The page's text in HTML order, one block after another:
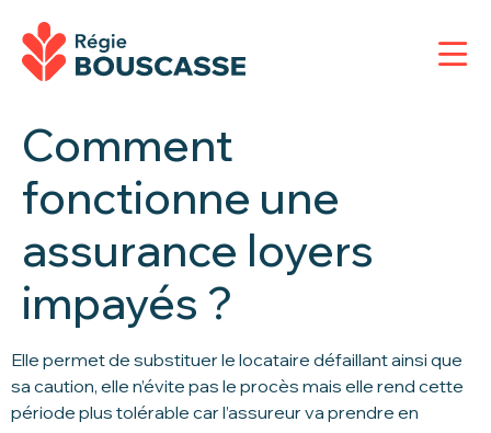
Comment
fonctionne une
assurance loyers
impayés ?
Elle permet de substituer le locataire défaillant ainsi que
sa caution, elle n’évite pas le procès mais elle rend cette
période plus tolérable car l’assureur va prendre en